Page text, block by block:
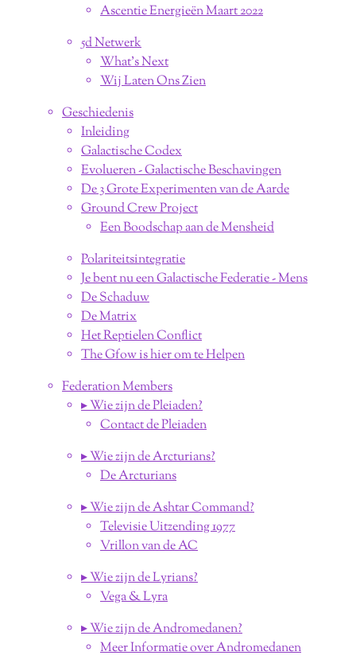
Ascentie Energieën Maart 2022
5d Netwerk
What's Next
Wij Laten Ons Zien
Geschiedenis
Inleiding
Galactische Codex
Evolueren - Galactische Beschavingen
De 3 Grote Experimenten van de Aarde
Ground Crew Project
Een Boodschap aan de Mensheid
Polariteitsintegratie
Je bent nu een Galactische Federatie - Mens
De Schaduw
De Matrix
Het Reptielen Conflict
The Gfow is hier om te Helpen
Federation Members
▸ Wie zijn de Pleiaden?
Contact de Pleiaden
▸ Wie zijn de Arcturians?
De Arcturians
▸ Wie zijn de Ashtar Command?
Televisie Uitzending 1977
Vrillon van de AC
▸ Wie zijn de Lyrians?
Vega & Lyra
▸ Wie zijn de Andromedanen?
Meer Informatie over Andromedanen